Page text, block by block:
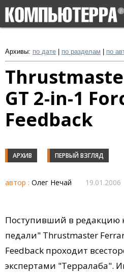
Архивы: по дате по разделам по
GT 2-in-1
Feedback
АРХИВ ПЕРВЫЙ ВЗГЛЯД
автор : Олег Нечай 19.01.2006
Поступивший в редакцию
педали" Thrustmaster
Feedback проходит
экспертами "Терралаба".